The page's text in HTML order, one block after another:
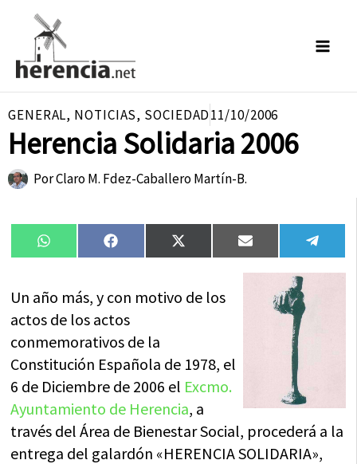
contenido
GENERAL, NOTICIAS, SOCIEDAD11/10/2006
Herencia Solidaria 2006
PorClaro M. Fdez-Caballero Martín-B.
Compartir
en
WhatsAppCompartir
en
FacebookCompartir
en
X
(Twitter)
Compartir
en
Email
en
Un año más, y con motivo de los
actos de los actos
conmemorativos de la
Constitución Española de 1978, el
6 de Diciembre de 2006 el Excmo.
Ayuntamiento de Herencia, a
través del Área de Bienestar Social, procederá a la
entrega del galardón «HERENCIA SOLIDARIA»,